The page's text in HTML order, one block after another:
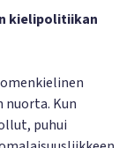
kielipolitiikan
nuorta. Kun
puhui